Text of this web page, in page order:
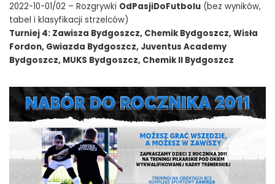
2022-10-01/02 – Rozgrywki OdPasjiDoFutbolu (bez wyników,
tabel i klasyfikacji strzelców)
Turniej 4: Zawisza Bydgoszcz, Chemik Bydgoszcz, Wisła
Fordon, Gwiazda Bydgoszcz, Juventus Academy
Bydgoszcz, MUKS Bydgoszcz, Chemik II Bydgoszcz